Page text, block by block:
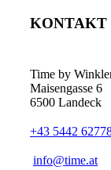
KONTAKT
Time by
Maisengasse 6
6500 Landeck
+43 5442
­info@time.at